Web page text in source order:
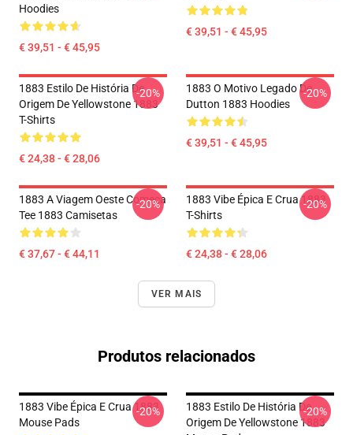
Hoodies
€ 39,51 - € 45,95
€ 39,51 - € 45,95
1883 Estilo De História De
Origem De Yellowstone 1883
T-Shirts
€ 24,38 - € 28,06
-20%
1883 O Motivo Legado De
Dutton 1883 Hoodies
€ 39,51 - € 45,95
-20%
1883 A Viagem Oeste Começa
Tee 1883 Camisetas
€ 37,67 - € 44,11
-20%
1883 Vibe Épica E Crua 1883
T-Shirts
€ 24,38 - € 28,06
-20%
VER MAIS
Produtos relacionados
1883 Vibe Épica E Crua 1883
Mouse Pads
-20%
1883 Estilo De História De
Origem De Yellowstone 1883
-20%